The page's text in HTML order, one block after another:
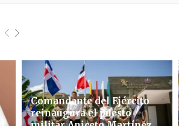
Comandante del Ejército
reinaugura el puesto